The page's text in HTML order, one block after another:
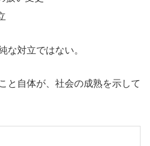
な対立ではない。
と自体が、社会の成熟を示して